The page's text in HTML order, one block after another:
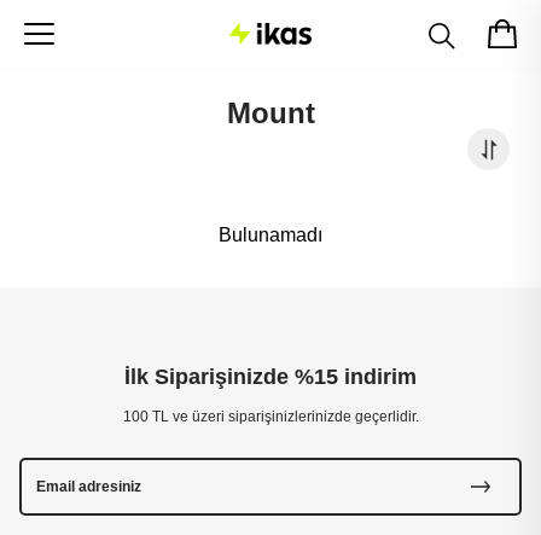
Mount
Bulunamadı
İlk Siparişinizde %15 indirim
100 TL ve üzeri siparişinizlerinizde geçerlidir.